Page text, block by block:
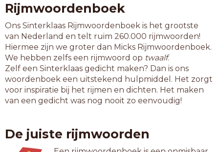
kopij
lakei
latei
nabij
nazei
omrij
omzei
ontij
oprij
opzei
schei
Rijmwoordenboek
Ons Sinterklaas Rijmwoordenboek is het grootste
van Nederland en telt ruim 260.000 rijmwoorden!
Hiermee zijn we groter dan Micks Rijmwoordenboek.
We hebben zelfs een rijmwoord op twaalf.
Zelf een Sinterklaas gedicht maken? Dan is ons
woordenboek een uitstekend hulpmiddel. Het zorgt
voor inspiratie bij het rijmen en dichten. Het maken
van een gedicht was nog nooit zo eenvoudig!
De juiste rijmwoorden